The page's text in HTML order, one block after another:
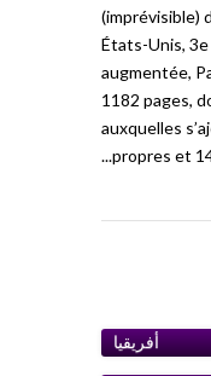
(imprévisible)
États-Unis,
augmentée,
1182 pages,
auxquelles
propres et
أفريقيا